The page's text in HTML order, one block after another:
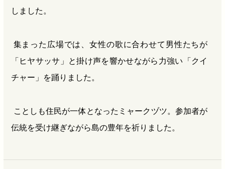
しました。
集まった広場では、女性の歌に合わせて男性たちが
「ヒヤサッサ」と掛け声を響かせながら力強い「クイ
チャー」を踊りました。
ことしも住民が一体となったミャークヅツ。参加者が
伝統を受け継ぎながら島の豊年を祈りました。